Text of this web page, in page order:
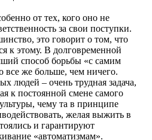
от тех, кого оно не
за свои поступки.
это говорит о том, что
к этому. В долговременной
способ борьбы «с самим
все же больше, чем ничего.
людей – очень трудная задача,
к постоянной смене самого
чему та в принципе
желая выжить в
и гарантируют
«автоматизмам».